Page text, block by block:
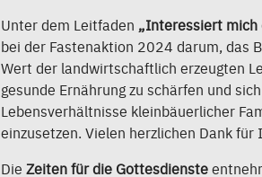
Unter dem Leitfaden „Interessiert mich
bei der Fastenaktion 2024 darum, das
Wert der landwirtschaftlich erzeugten
gesunde Ernährung zu schärfen und
Lebensverhältnisse kleinbäuerlicher
einzusetzen. Vielen herzlichen Dank für
Die Zeiten für die Gottesdienste